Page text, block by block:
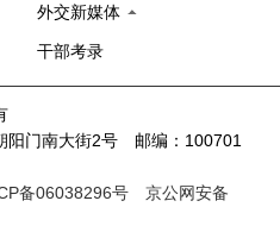
外交新媒体
干部考录
阳门南大街2号 邮编：100701
备06038296号
京公网安备